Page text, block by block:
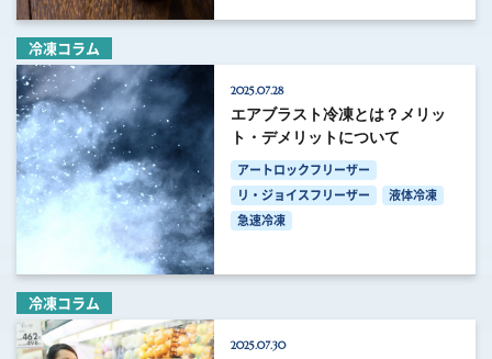
冷凍コラム
2025.07.28
エアブラスト冷凍とは？メリッ
ト・デメリットについて
アートロックフリーザー
リ・ジョイスフリーザー
液体冷凍
急速冷凍
冷凍コラム
2025.07.30